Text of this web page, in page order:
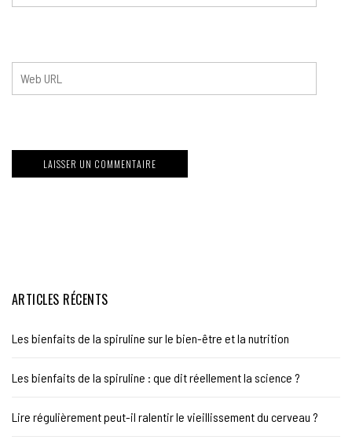
ARTICLES RÉCENTS
Les bienfaits de la spiruline sur le bien-être et la nutrition
Les bienfaits de la spiruline : que dit réellement la science ?
Lire régulièrement peut-il ralentir le vieillissement du cerveau ?